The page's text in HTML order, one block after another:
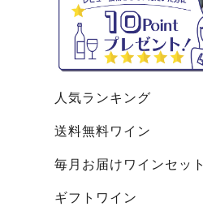
人気ランキング
送料無料ワイン
毎月お届けワインセット
ギフトワイン